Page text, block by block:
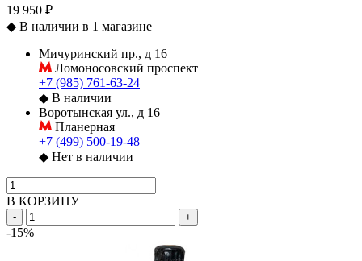
19 950 ₽
◆ В наличии в 1 магазине
Мичуринский пр., д 16
Ломоносовский проспект
+7 (985) 761-63-24
◆ В наличии
Воротынская ул., д 16
Планерная
+7 (499) 500-19-48
◆ Нет в наличии
В КОРЗИНУ
- +
-15%